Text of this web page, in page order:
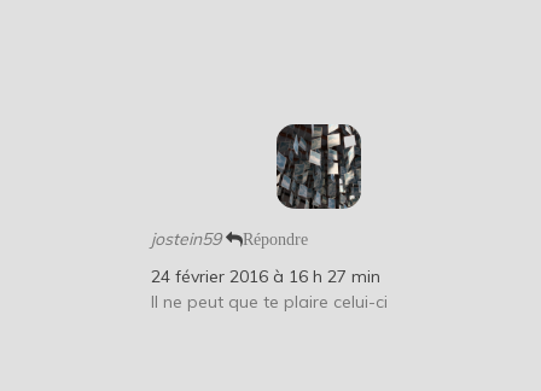
jostein59 Répondre
24 février 2016 à 16 h 27 min
Il ne peut que te plaire celui-ci